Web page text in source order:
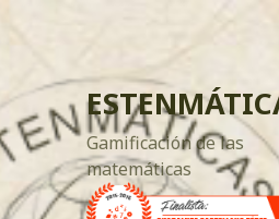
Gamificación de las
matemáticas